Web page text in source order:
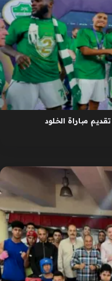
مباراة الخلود